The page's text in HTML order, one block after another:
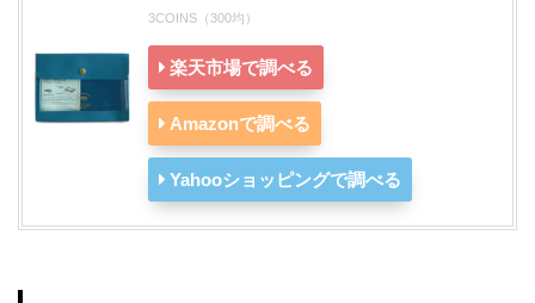
3COINS（300均）
楽天市場で調べる
Amazonで調べる
Yahooショッピングで調べる